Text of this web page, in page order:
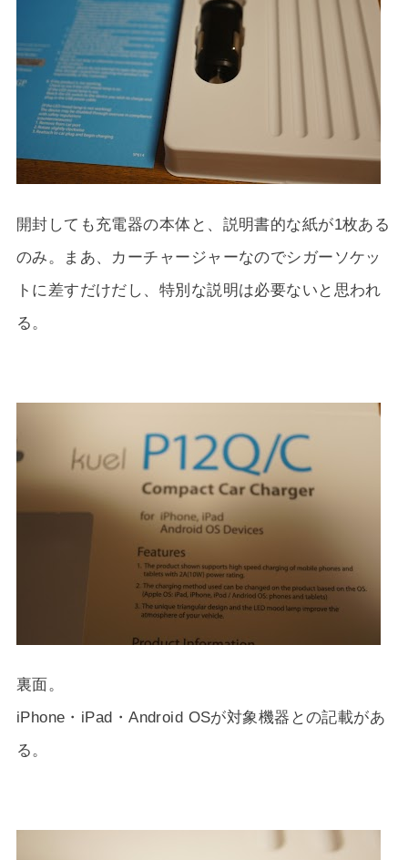
開封しても充電器の本体と、説明書的な紙が1枚ある
のみ。まあ、カーチャージャーなのでシガーソケッ
トに差すだけだし、特別な説明は必要ないと思われ
る。
裏面。
iPhone・iPad・Android OSが対象機器との記載があ
る。